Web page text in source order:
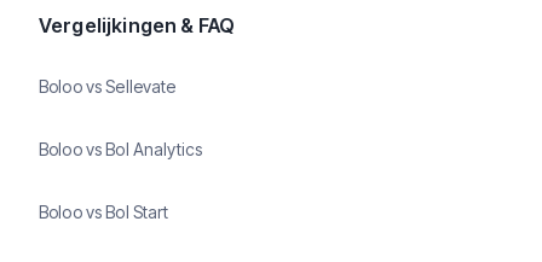
Vergelijkingen & FAQ
Boloo vs Sellevate
Boloo vs Bol Analytics
Boloo vs Bol Start